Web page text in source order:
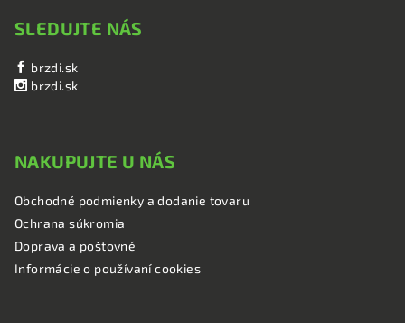
SLEDUJTE NÁS
brzdi.sk
brzdi.sk
NAKUPUJTE U NÁS
Obchodné podmienky a dodanie tovaru
Ochrana súkromia
Doprava a poštovné
Informácie o používaní cookies